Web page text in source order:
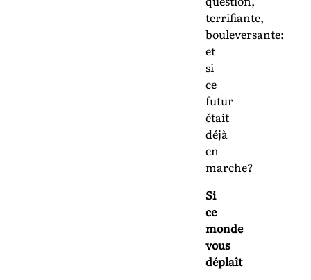
terrifiante,
bouleversante:
et
si
ce
futur
était
déjà
en
marche?
Si
ce
monde
vous
déplaît